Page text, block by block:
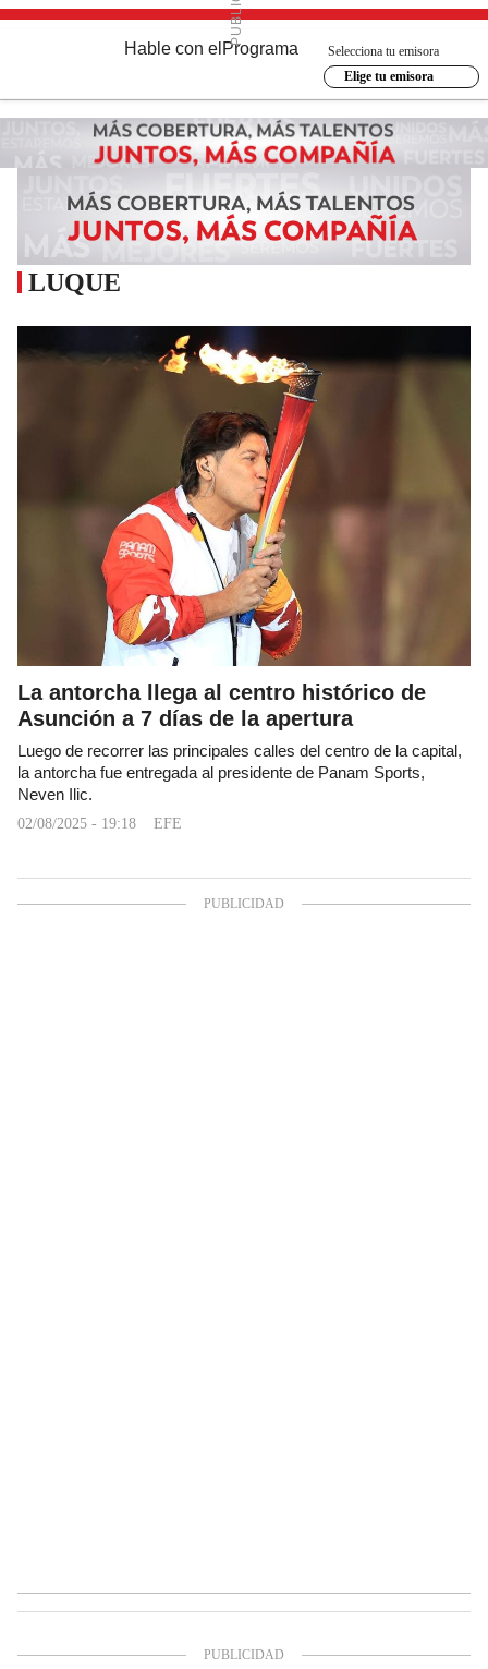
Hable con el Programa
Selecciona tu emisora
Elige tu emisora
LUQUE
La antorcha llega al centro histórico de
Asunción a 7 días de la apertura
Luego de recorrer las principales calles del centro de la capital,
la antorcha fue entregada al presidente de Panam Sports,
Neven Ilic.
02/08/2025 - 19:18 EFE